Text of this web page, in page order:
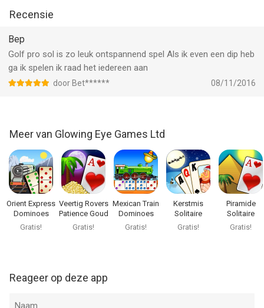
iPhone, iPad en iPod touch met iOS versie 15.6 of hoger,
geschikt bevonden voor gebruikers met leeftijden vanaf 12 jaar.
Informatie voor Golf Solitaire Prois het laatst vergeleken op 8
Recensie
Bep
Golf pro sol is zo leuk ontspannend spel Als ik even een dip heb
ga ik spelen ik raad het iedereen aan
door Bet****** 08/11/2016
Meer van Glowing Eye Games Ltd
Orient Express
Dominoes
Gratis!
Veertig Rovers
Patience Goud
Gratis!
Mexican Train
Dominoes
Gold
Gratis!
Kerstmis
Solitaire
Gratis!
Piramide
Solitaire
Gratis!
Reageer op deze app